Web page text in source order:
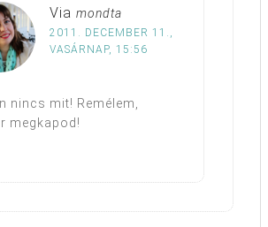
Via mondta
2011. DECEMBER 11.,
VASÁRNAP, 15:56
nincs mit! Remélem,
megkapod!